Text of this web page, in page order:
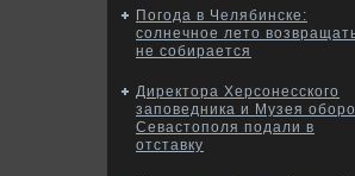
Погода в Челябинске:
солнечное лето
не собирается
Директора Херсонесского
заповедника и Музея
Севастополя подали в
отставку